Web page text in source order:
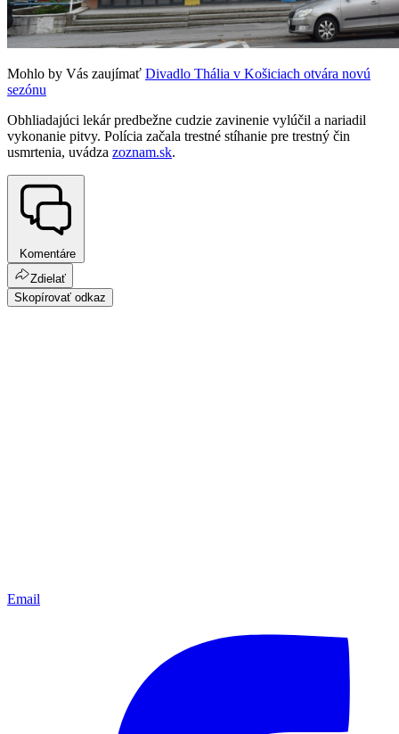
Mohlo by Vás zaujímať Divadlo Thália v Košiciach otvára novú
sezónu
Obhliadajúci lekár predbežne cudzie zavinenie vylúčil a nariadil
vykonanie pitvy. Polícia začala trestné stíhanie pre trestný čin
usmrtenia, uvádza zoznam.sk.
Komentáre
Zdielať
Skopírovať odkaz
Email